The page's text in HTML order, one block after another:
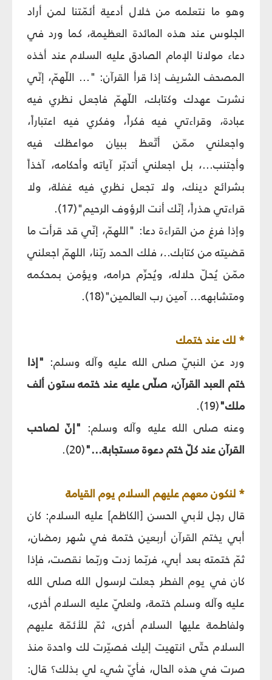
وهو ما نتعلمه من خلال أدعية أئمّتنا لمن أراد
الجلوس عند هذه المائدة العظيمة، كما ورد في
دعاء مولانا الإمام الصادق عليه السلام عند أخذه
المصحف الشريف إذا قرأ القرآن: "... اللّهمّ، إنّي
نشرت عهدك وكتابك، اللّهمّ فاجعل نظري فيه
عبادة، وقراءتي فيه فكراً، وفكري فيه اعتباراً،
واجعلني ممّن أتّعظ ببيان مواعظك فيه
وأجتنب...، بل اجعلني أتدبّر آياته وأحكامه، آخذاً
بشرائع دينك، ولا تجعل نظري فيه غفلة، ولا
قراءتي هذراً، إنّك أنت الرؤوف الرحيم"(17).
وإذا فرغ من القراءة دعا: "اللهمّ، إنّي قد قرأت ما
قضيته من كتابك..، فلك الحمد ربّنا، اللهمّ اجعلني
ممّن يُحلّ حلاله، ويُحرِّم حرامه، ويؤمن بمحكمه
ومتشابهه... آمين رب العالمين"(18).
* لك عند ختمك
ورد عن النبيّ صلى الله عليه وآله وسلم: "إذا
ختم العبد القرآن، صلّى عليه عند ختمه ستون ألف
ملك"(19).
وعنه صلى الله عليه وآله وسلم: "إنّ لصاحب
القرآن عند كلّ ختم دعوة مستجابة..."(20).
* لنكون معهم عليهم السلام يوم القيامة
قال رجل لأبي الحسن [الكاظم] عليه السلام: كان
أبي يختم القرآن أربعين ختمة في شهر رمضان،
ثمّ ختمته بعد أبي، فربّما زدت وربّما نقصت، فإذا
كان في يوم الفطر جعلت لرسول الله صلى الله
عليه وآله وسلم ختمة، ولعليّ عليه السلام أخرى،
ولفاطمة عليها السلام أخرى، ثمّ للأئمّة عليهم
السلام حتّى انتهيت إليك فصيّرت لك واحدة منذ
صرت في هذه الحال، فأيّ شيء لي بذلك؟ قال: